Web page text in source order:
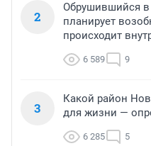
2
Обрушившийся в
планирует
происходит
6 589 9
3
Какой район
для жизни —
6 285 5